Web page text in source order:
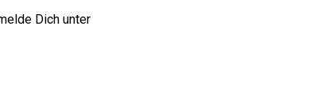
Dich unter